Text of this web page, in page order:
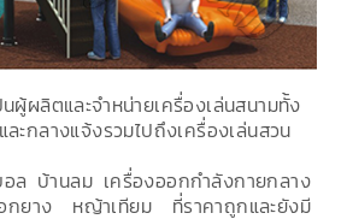
นผู้ผลิตและจำหน่ายเครื่องเล่นสนามทั้ง
ละกลางแจ้งรวมไปถึงเครื่องเล่นสวน
อล บ้านลม เครื่องออกกำลังกายกลาง
ยาง หญ้าเทียม ที่ราคาถูกและยังมี